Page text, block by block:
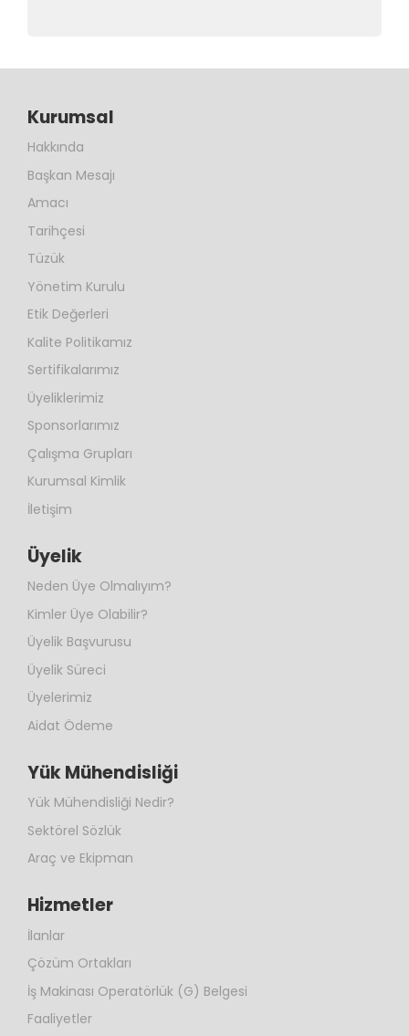
Kurumsal
Hakkında
Başkan Mesajı
Amacı
Tarihçesi
Tüzük
Yönetim Kurulu
Etik Değerleri
Kalite Politikamız
Sertifikalarımız
Üyeliklerimiz
Sponsorlarımız
Çalışma Grupları
Kurumsal Kimlik
İletişim
Üyelik
Neden Üye Olmalıyım?
Kimler Üye Olabilir?
Üyelik Başvurusu
Üyelik Süreci
Üyelerimiz
Aidat Ödeme
Yük Mühendisliği
Yük Mühendisliği Nedir?
Sektörel Sözlük
Araç ve Ekipman
Hizmetler
İlanlar
Çözüm Ortakları
İş Makinası Operatörlük (G) Belgesi
Faaliyetler